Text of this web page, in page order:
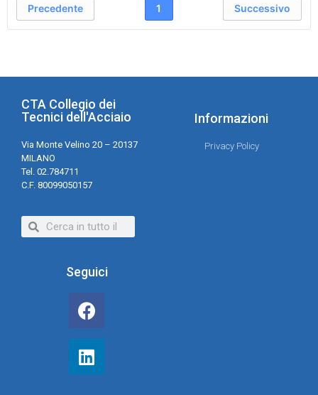
Precedente 1 Successivo
CTA Collegio dei
Tecnici dell'Acciaio
Via Monte Velino 20 – 20137
MILANO
Tel. 02.784711
C.F. 80099050157
Informazioni
Privacy Policy
Seguici